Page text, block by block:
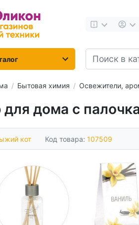
Бытовая химия Освежители,
дома с
кот Код товара: 107509